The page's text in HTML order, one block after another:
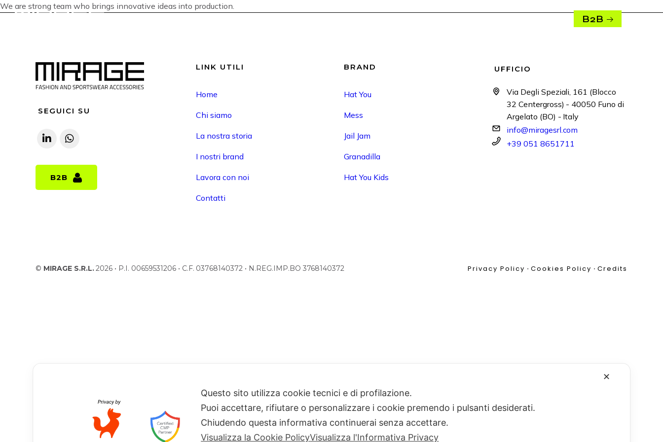
B2B
We are strong team who brings innovative ideas into production.
SEGUICI SU
B2B
B2B
LINK UTILI
Home
Chi siamo
La nostra storia
I nostri brand
Lavora con noi
Contatti
BRAND
Hat You
Mess
Jail Jam
Granadilla
Hat You Kids
UFFICIO
Via Degli Speziali, 161 (Blocco
32 Centergross) - 40050 Funo di
Argelato (BO) - Italy
info@miragesrl.com
+39 051 8651711
© MIRAGE S.R.L.2026 • P.I. 00659531206 • C.F. 03768140372 • N.REG.IMP.BO 3768140372 Privacy Policy •Cookies Policy • Credits
✕
Questo sito utilizza cookie tecnici e di profilazione.
Puoi accettare, rifiutare o personalizzare i cookie premendo i pulsanti desiderati.
Chiudendo questa informativa continuerai senza accettare.
Visualizza la Cookie PolicyVisualizza l'Informativa Privacy